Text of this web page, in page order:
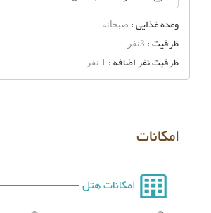
وعده غذایی : صبحانه
ظرفیت : 3نفر
ظرفیت نفر اضافه : 1 نفر
امکانات
امکانات هتل